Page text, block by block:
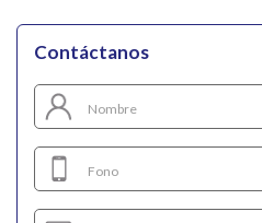
Contáctanos